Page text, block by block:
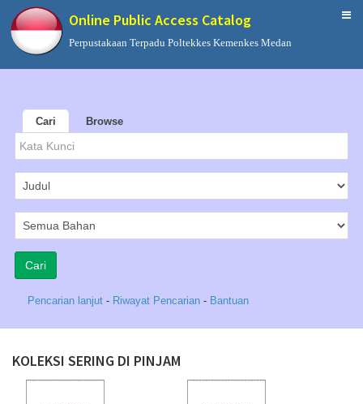
Online Public Access Catalog
Perpustakaan Terpadu Poltekkes Kemenkes Medan
Cari Browse
Pencarian lanjut - Riwayat Pencarian - Bantuan
KOLEKSI SERING DI PINJAM